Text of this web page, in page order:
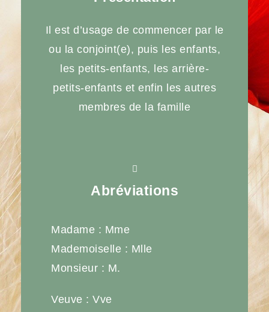
Il est d’usage de commencer par le
ou la conjoint(e), puis les enfants,
les petits-enfants, les arrière-
petits-enfants et enfin les autres
membres de la famille
Abréviations
Madame : Mme
Mademoiselle : Mlle
Monsieur : M.
Veuve : Vve